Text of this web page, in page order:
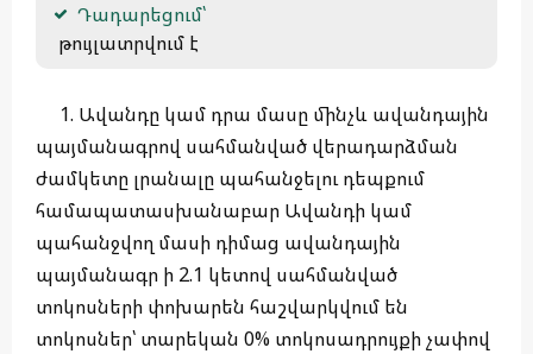
Դադարեցում՝
թույլատրվում է
1. Ավանդը կամ դրա մասը մինչև ավանդային
պայմանագրով սահմանված վերադարձման
ժամկետը լրանալը պահանջելու դեպքում
համապատասխանաբար Ավանդի կամ
պահանջվող մասի դիմաց ավանդային
պայմանագր ի 2.1 կետով սահմանված
տոկոսների փոխարեն հաշվարկվում են
տոկոսներ՝ տարեկան 0% տոկոսադրույքի չափով